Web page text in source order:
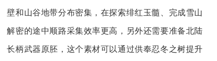
壁和山谷地带分布密集，在探索绯红玉髓、完成雪山
解密的途中顺路采集效率更高，另外还需要准备北陆
长柄武器原胚，这个素材可以通过供奉忍冬之树提升